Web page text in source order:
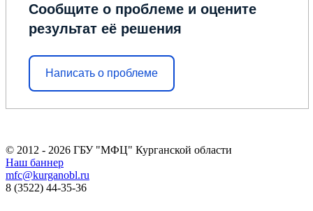
Сообщите о проблеме и оцените
результат её решения
Написать о проблеме
© 2012 - 2026 ГБУ "МФЦ" Курганской области
Наш баннер
mfc@kurganobl.ru
8 (3522) 44-35-36